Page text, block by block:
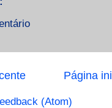
Página
(Atom)